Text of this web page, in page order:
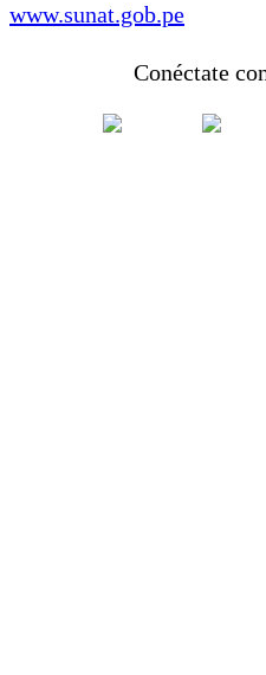
www.sunat.gob.pe
Conéctate